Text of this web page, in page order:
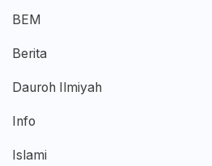
BEM
Berita
Dauroh Ilmiyah
Info
Islami